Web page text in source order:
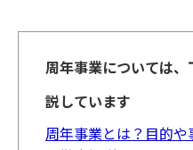
周年事業については
説しています
周年事業とは？目的